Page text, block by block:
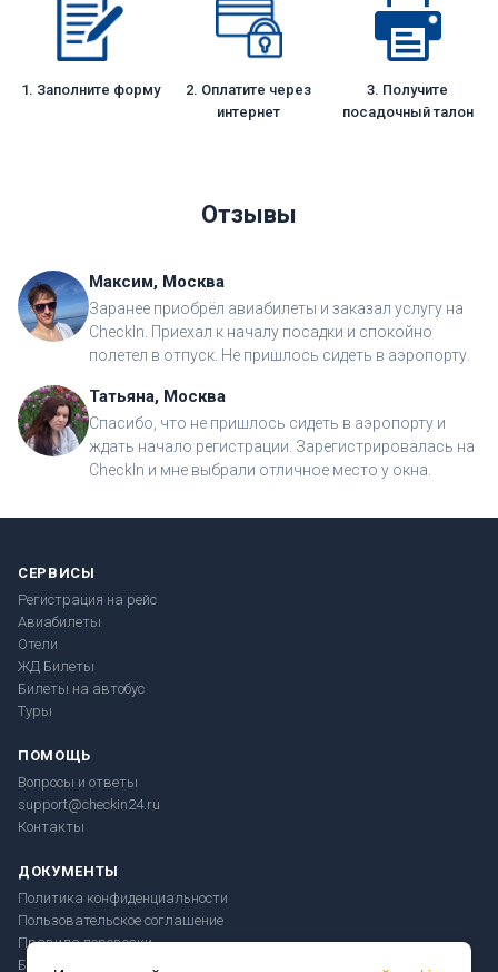
1. Заполните форму
2. Оплатите через
интернет
3. Получите
посадочный талон
Отзывы
Максим, Москва
Заранее приобрёл авиабилеты и заказал услугу на
CheckIn. Приехал к началу посадки и спокойно
полетел в отпуск. Не пришлось сидеть в аэропорту.
Татьяна, Москва
Спасибо, что не пришлось сидеть в аэропорту и
ждать начало регистрации. Зарегистрировалась на
CheckIn и мне выбрали отличное место у окна.
СЕРВИСЫ
Регистрация на рейс
Авиабилеты
Отели
ЖД Билеты
Билеты на автобус
Туры
ПОМОЩЬ
Вопросы и ответы
support@checkin24.ru
Контакты
ДОКУМЕНТЫ
Политика конфиденциальности
Пользовательское соглашение
Правила перевозки
Безопасность платежей